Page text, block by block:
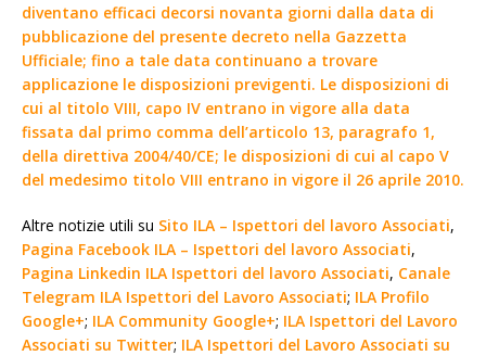
diventano efficaci decorsi novanta giorni dalla data di
pubblicazione del presente decreto nella Gazzetta
Ufficiale; fino a tale data continuano a trovare
applicazione le disposizioni previgenti. Le disposizioni di
cui al titolo VIII, capo IV entrano in vigore alla data
fissata dal primo comma dell’articolo 13, paragrafo 1,
della direttiva 2004/40/CE; le disposizioni di cui al capo V
del medesimo titolo VIII entrano in vigore il 26 aprile 2010.
Altre notizie utili su Sito ILA – Ispettori del lavoro Associati,
Pagina Facebook ILA – Ispettori del lavoro Associati,
Pagina Linkedin ILA Ispettori del lavoro Associati, Canale
Telegram ILA Ispettori del Lavoro Associati; ILA Profilo
Google+; ILA Community Google+; ILA Ispettori del Lavoro
Associati su Twitter; ILA Ispettori del Lavoro Associati su